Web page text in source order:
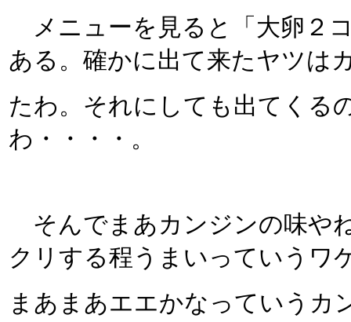
メニューを見ると「大卵２
ある。確かに出て来たヤツは
たわ。それにしても出てくる
わ・・・・。
そんでまあカンジンの味や
クリする程うまいっていうワ
まあまあエエかなっていうカ